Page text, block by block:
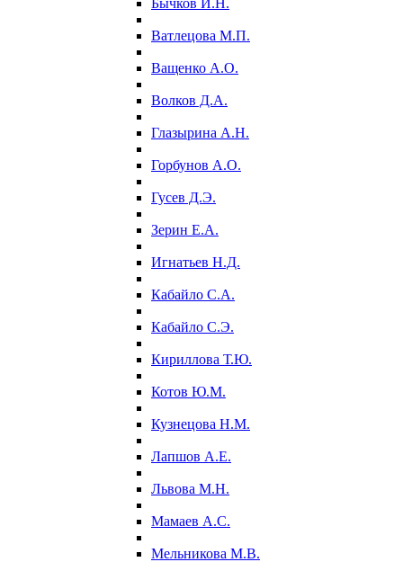
Бычков И.Н.
Ватлецова М.П.
Ващенко А.О.
Волков Д.А.
Глазырина А.Н.
Горбунов А.О.
Гусев Д.Э.
Зерин Е.А.
Игнатьев Н.Д.
Кабайло С.А.
Кабайло С.Э.
Кириллова Т.Ю.
Котов Ю.М.
Кузнецова Н.М.
Лапшов А.Е.
Львова М.Н.
Мамаев А.С.
Мельникова М.В.